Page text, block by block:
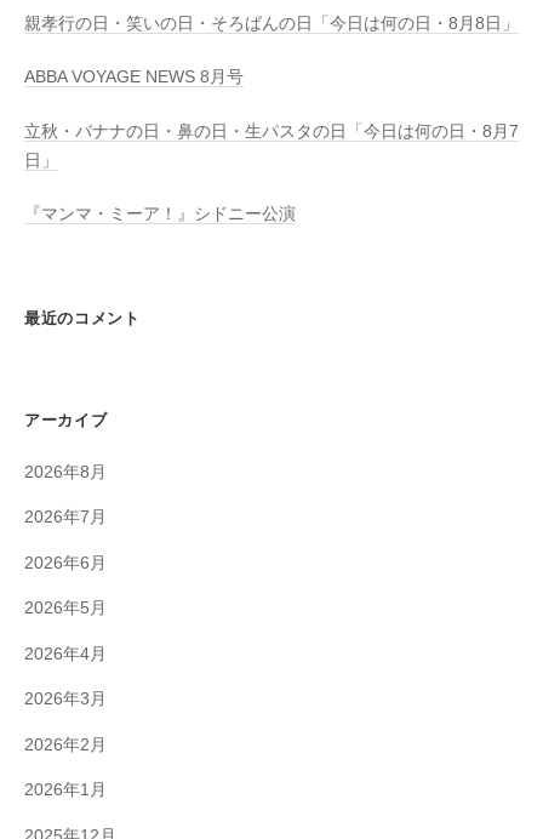
親孝行の日・笑いの日・そろばんの日「今日は何の日・8月8日」
ABBA VOYAGE NEWS 8月号
立秋・バナナの日・鼻の日・生パスタの日「今日は何の日・8月7
日」
『マンマ・ミーア！』シドニー公演
最近のコメント
アーカイブ
2026年8月
2026年7月
2026年6月
2026年5月
2026年4月
2026年3月
2026年2月
2026年1月